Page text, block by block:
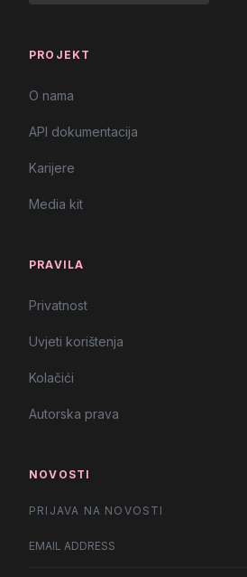
PROJEKT
O nama
API dokumentacija
Karijere
Media kit
PRAVILA
Privatnost
Uvjeti korištenja
Kolačići
Autorska prava
NOVOSTI
PRIJAVA NA NOVOSTI